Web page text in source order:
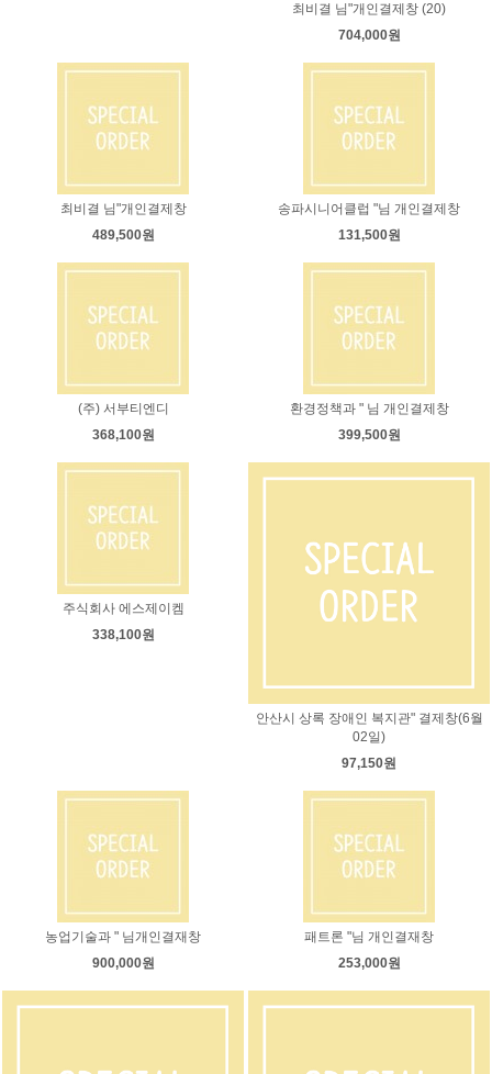
최비결 님"개인결제창 (20)
704,000원
최비결 님"개인결제창
489,500원
송파시니어클럽 "님 개인결제창
131,500원
(주) 서부티엔디
368,100원
환경정책과 " 님 개인결제창
399,500원
주식회사 에스제이켐
338,100원
안산시 상록 장애인 복지관" 결제창(6월
02일)
97,150원
농업기술과 " 님개인결재창
900,000원
패트론 "님 개인결재창
253,000원